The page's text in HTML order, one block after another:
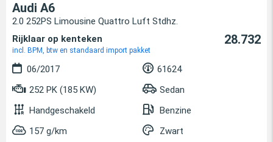
Audi A6
2.0 252PS Limousine Quattro Luft Stdhz.
Rijklaar op kenteken
incl. BPM, btw en standaard import pakket
28.732
06/2017
61624
252 PK (185 KW)
Sedan
Handgeschakeld
Benzine
157 g/km
Zwart